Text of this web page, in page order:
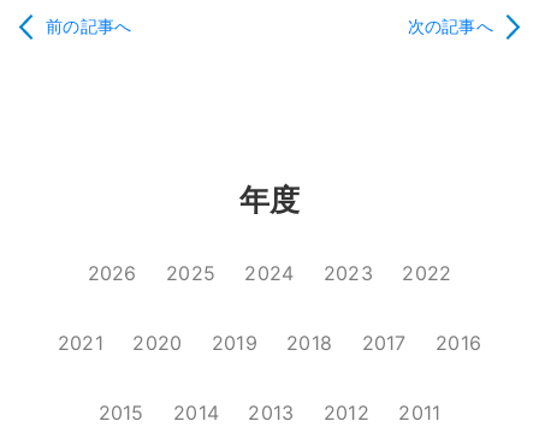
前の記事へ 次の記事へ
年度
2026 2025 2024 2023 2022
2021 2020 2019 2018 2017 2016
2015 2014 2013 2012 2011